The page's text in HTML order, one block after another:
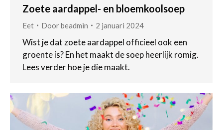
Zoete aardappel- en bloemkoolsoep
Eet Doorbeadmin 2 januari 2024
Wist je dat zoete aardappel officieel ook een
groente is? En het maakt de soep heerlijk romig.
Lees verder hoe je die maakt.